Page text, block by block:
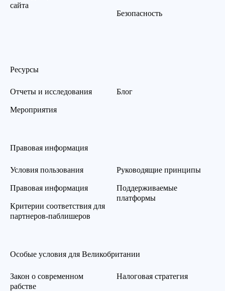
сайта
Безопасность
Ресурсы
Отчеты и исследования
Мероприятия
Блог
Правовая информация
Условия пользования
Правовая информация
Критерии соответствия для
партнеров-паблишеров
Руководящие принципы
Поддерживаемые
платформы
Особые условия для Великобритании
Закон о современном
рабстве
Налоговая стратегия